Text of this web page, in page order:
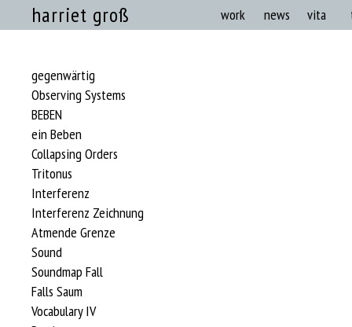
harriet groß work news vita
gegenwärtig
Observing Systems
BEBEN
ein Beben
Collapsing Orders
Tritonus
Interferenz
Interferenz Zeichnung
Atmende Grenze
Sound
Soundmap Fall
Falls Saum
Vocabulary IV